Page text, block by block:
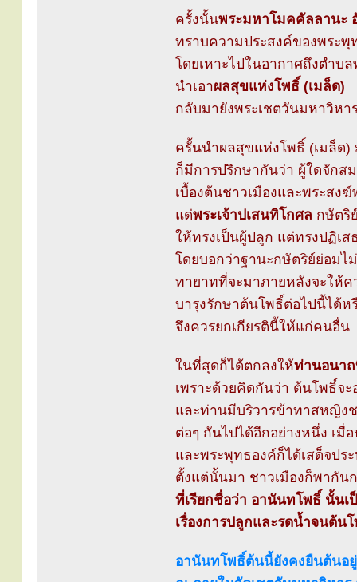
ครั้งนั้นพระมหาโมคคัลลานะ
ทราบความประสงค์ของพระพุ
โดยเหาะไปในอากาศถึงตำบ
นำเอาผลสุขแห่งโพธิ์ (เมล็ด)
กลับมายังพระเชตวันมหาวิหา
ครั้นนำผลสุขแห่งโพธิ์ (เมล็ด)
ก็มีการปรึกษากันว่า ผู้ใดจักส
เบื้องต้นชาวเมืองและพระสง
แด่พระเจ้าปเสนทิโกศล กษัตริ
ให้ทรงเป็นผู้ปลูก แต่ทรงปฏิเส
โดยบอกว่าฐานะกษัตริย์ย่อมไ
ทายาทที่จะมาภายหลังจะให้
บารุงรักษาต้นโพธิ์ต่อไปนี้ได้ห
จึงควรยกเกียรตินี้ให้แก่คนอื่น
ในที่สุดก็ได้ตกลงให้ท่านอนา
เพราะด้วยคิดกันว่า ต้นโพธิ์จ
และท่านมีบริวารข้าทาสหญิง
ต่อๆ กันไปได้อีกอย่างหนึ่ง เมื่
และพระพุทธองค์ก็ได้เสด็จปร
ตั้งแต่นั้นมา ชาวเมืองก็พากัน
ที่เรียกชื่อว่า อานันทโพธิ์ นั้นเ
เรื่องการปลูกและรดน้ำจนต้น
อานันทโพธิ์ต้นนี้ยังคงยืนต้นอยู่